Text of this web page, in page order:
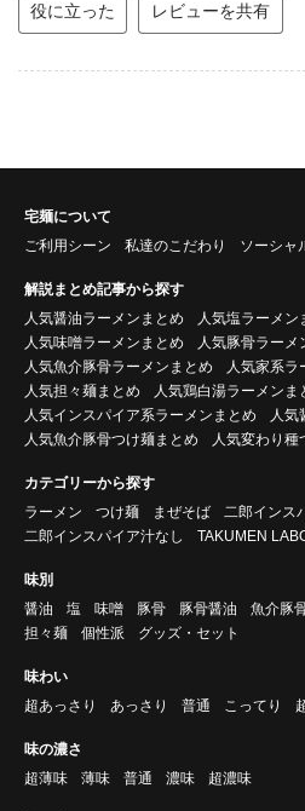
役に立った レビューを共有
宅麺について
ご利用シーン
私達のこだわり ソーシャ
解説まとめ記事から探す
人気醤油ラーメンまとめ
人気塩ラーメン
人気味噌ラーメンまとめ
人気豚骨ラーメ
人気魚介豚骨ラーメンまとめ
人気家系ラ
人気担々麺まとめ
人気鶏白湯ラーメンま
人気インスパイア系ラーメンまとめ
人気
人気魚介豚骨つけ麺まとめ
人気変わり種
カテゴリーから探す
ラーメン
つけ麺 まぜそば
二郎インス
二郎インスパイア汁なし
TAKUMEN
味別
醤油
塩 味噌 豚骨 豚骨醤油 魚介豚
担々麺
個性派 グッズ・セット
味わい
超あっさり
あっさり 普通 こってり
味の濃さ
超薄味
薄味 普通 濃味 超濃味